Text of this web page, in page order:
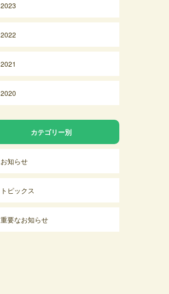
2023
2022
2021
2020
カテゴリー別
お知らせ
トピックス
重要なお知らせ